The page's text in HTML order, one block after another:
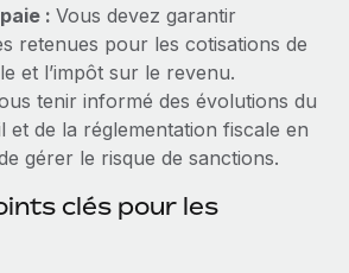
: Vous devez garantir
retenues pour les cotisations de
et l’impôt sur le revenu.
tenir informé des évolutions du
et de la réglementation fiscale en
gérer le risque de sanctions.
clés pour les